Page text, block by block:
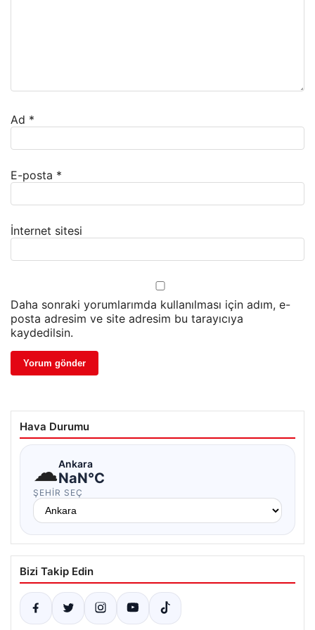
Ad *
E-posta *
İnternet sitesi
Daha sonraki yorumlarımda kullanılması için adım, e-
posta adresim ve site adresim bu tarayıcıya
kaydedilsin.
Hava Durumu
☁Ankara
NaN°C
ŞEHIR SEÇ
Bizi Takip Edin